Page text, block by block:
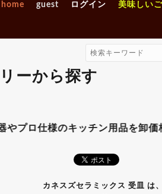
home guest ログイン 美味しい
ーから探す
仕様のキッチン用品を卸価格で
可】
カネスズセラミックス 受皿 は